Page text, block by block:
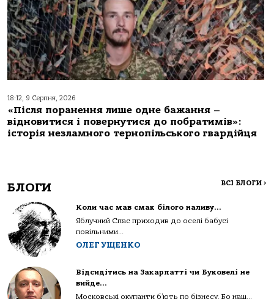
18:12, 9 Серпня, 2026
«Після поранення лише одне бажання –
відновитися і повернутися до побратимів»:
історія незламного тернопільського гвардійця
БЛОГИ ВСІ БЛОГИ >
Коли час мав смак білого наливу…
Яблучний Спас приходив до оселі бабусі
повільними...
ОЛЕГ УЩЕНКО
Відсидітись на Закарпатті чи Буковелі не
вийде…
Московські окупанти б’ють по бізнесу. Бо наш...